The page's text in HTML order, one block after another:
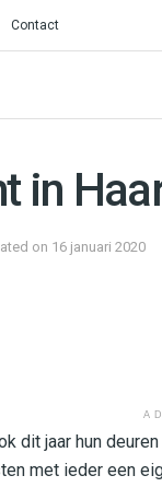
Contact
in
on 16 januari 2020
dit jaar hun
met ieder een